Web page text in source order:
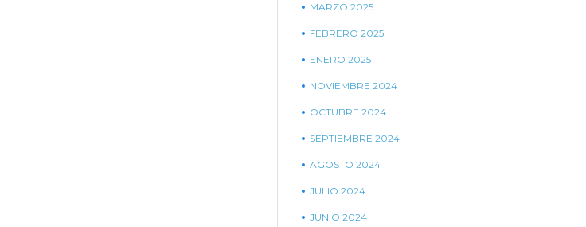
MARZO 2025
FEBRERO 2025
ENERO 2025
NOVIEMBRE 2024
OCTUBRE 2024
SEPTIEMBRE 2024
AGOSTO 2024
JULIO 2024
JUNIO 2024